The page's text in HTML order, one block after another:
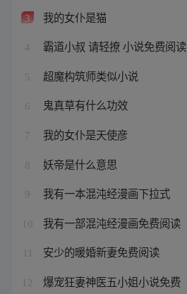
3 我的女仆是猫
4 霸道小叔 请轻撩 小说免费阅读
5 超魔构筑师类似小说
6 鬼真草有什么功效
7 我的女仆是天使彦
8 妖帝是什么意思
9 我有一本混沌经漫画下拉式
10 我有一部混沌经漫画免费阅读
安少的暖婚新妻免费阅读
12 爆宠狂妻神医五小姐小说免费